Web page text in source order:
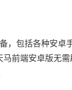
，包括各种安卓
前端安卓版无